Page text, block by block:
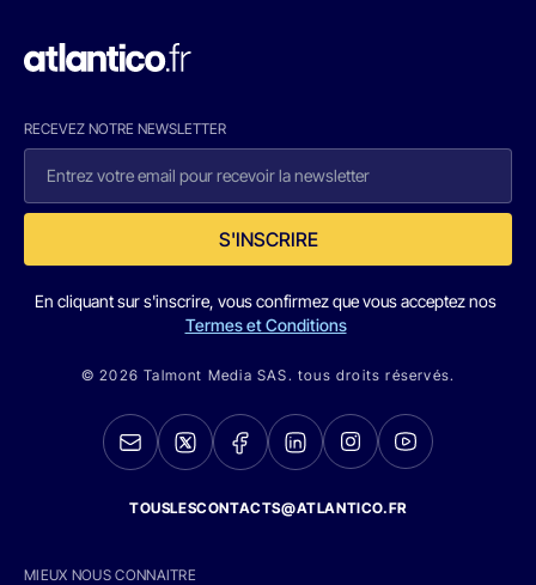
RECEVEZ NOTRE NEWSLETTER
S'INSCRIRE
En cliquant sur s'inscrire, vous confirmez que vous acceptez nos
Termes et Conditions
© 2026 Talmont Media SAS. tous droits réservés.
TOUSLESCONTACTS@ATLANTICO.FR
MIEUX NOUS CONNAITRE